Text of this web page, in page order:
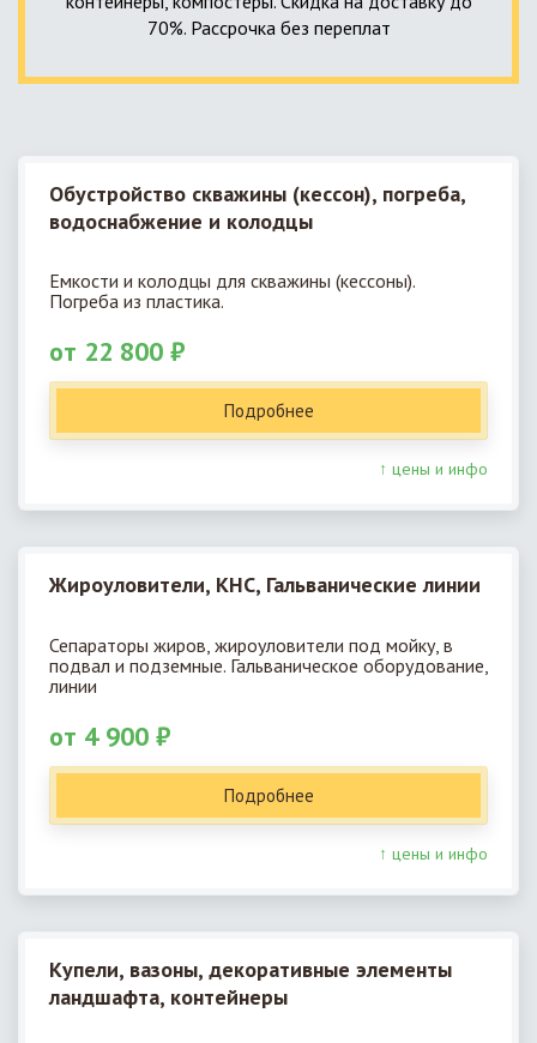
70%. Рассрочка без переплат
Обустройство скважины (кессон), погреба,
водоснабжение и колодцы
Емкости и колодцы для скважины (кессоны).
Погреба из пластика.
от 22 800 ₽
Подробнее
↑ цены и инфо
Жироуловители, КНС, Гальванические линии
Сепараторы жиров, жироуловители под мойку, в
подвал и подземные. Гальваническое оборудование,
линии
от 4 900 ₽
Подробнее
↑ цены и инфо
Купели, вазоны, декоративные элементы
ландшафта, контейнеры